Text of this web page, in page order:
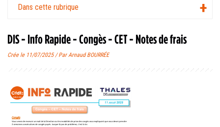
Dans cette rubrique
DIS - Info Rapide - Congès - CET - Notes de frais
Crée le 11/07/2025 / Par Arnaud BOURRÉE